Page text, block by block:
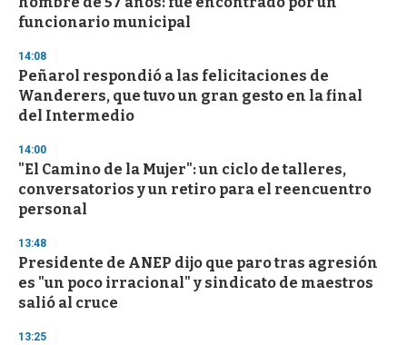
funcionario municipal
14:08
Peñarol respondió a las felicitaciones de
Wanderers, que tuvo un gran gesto en la final
del Intermedio
14:00
"El Camino de la Mujer": un ciclo de talleres,
conversatorios y un retiro para el reencuentro
personal
13:48
Presidente de ANEP dijo que paro tras agresión
es "un poco irracional" y sindicato de maestros
salió al cruce
13:25